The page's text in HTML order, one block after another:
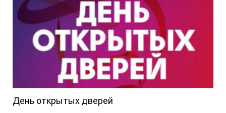
День открытых дверей